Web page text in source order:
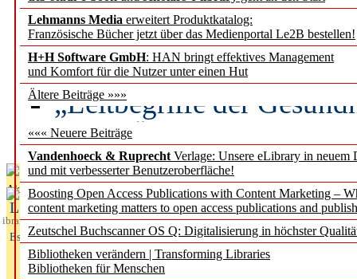
Lehmanns Media erweitert Produktkatalog:
Französische Bücher jetzt über das Medienportal Le2B bestellen!
H+H Software GmbH: HAN bringt effektives Management
und Komfort für die Nutzer unter einen Hut
Ältere Beiträge »»»
««« Neuere Beiträge
Vandenhoeck & Ruprecht Verlage: Unsere eLibrary in neuem
und mit verbesserter Benutzeroberfläche!
Boosting Open Access Publications with Content Marketing –
content marketing matters to open access publications and
Zeutschel Buchscanner OS Q: Digitalisierung in höchster
Bibliotheken verändern | Transforming Libraries
Bibliotheken für Menschen
Künstliche Intelligenz
besser zu verstehen
„Leitbegriffe der
des BIÖG erscheinen
Aktuelles aus
L
ibrary
Essentials